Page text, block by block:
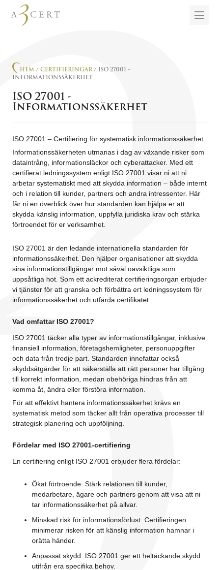
HEM/ CERTIFIERINGAR/ ISO 27001 –
INFORMATIONSSÄKERHET
ISO 27001 -
Informationssäkerhet
ISO 27001 – Certifiering för systematisk informationssäkerhet
Informationssäkerheten utmanas i dag av växande risker som
dataintrång, informationsläckor och cyberattacker. Med ett
certifierat ledningssystem enligt ISO 27001 visar ni att ni
arbetar systematiskt med att skydda information – både internt
och i relation till kunder, partners och andra intressenter. Här
får ni en överblick över hur standarden kan hjälpa er att
skydda känslig information, uppfylla juridiska krav och stärka
förtroendet för er verksamhet.
ISO 27001 är den ledande internationella standarden för
informationssäkerhet. Den hjälper organisationer att skydda
sina informationstillgångar mot såväl oavsiktliga som
uppsåtliga hot. Som ett ackrediterat certifieringsorgan erbjuder
vi tjänster för att granska och förbättra ert ledningssystem för
informationssäkerhet och utfärda certifikatet.
Vad omfattar ISO 27001?
ISO 27001 täcker alla typer av informationstillgångar, inklusive
finansiell information, företagshemligheter, personuppgifter
och data från tredje part. Standarden innefattar också
skyddsåtgärder för att säkerställa att rätt personer har tillgång
till korrekt information, medan obehöriga hindras från att
komma åt, ändra eller förstöra information.
För att effektivt hantera informationssäkerhet krävs en
systematisk metod som täcker allt från operativa processer till
strategisk planering och uppföljning.
Fördelar med ISO 27001-certifiering
En certifiering enligt ISO 27001 erbjuder flera fördelar:
Ökat förtroende: Stärk relationen till kunder,
medarbetare, ägare och partners genom att visa att ni
tar informationssäkerhet på allvar.
Minskad risk för informationsförlust: Certifieringen
minimerar risken för att känslig information hamnar i
orätta händer.
Anpassat skydd: ISO 27001 ger ett heltäckande skydd
utifrån era specifika behov.